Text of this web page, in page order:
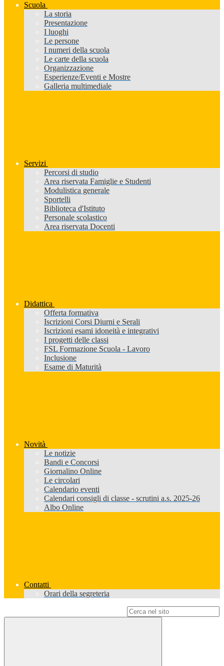
Scuola
La storia
Presentazione
I luoghi
Le persone
I numeri della scuola
Le carte della scuola
Organizzazione
Esperienze/Eventi e Mostre
Galleria multimediale
Servizi
Percorsi di studio
Area riservata Famiglie e Studenti
Modulistica generale
Sportelli
Biblioteca d'Istituto
Personale scolastico
Area riservata Docenti
Didattica
Offerta formativa
Iscrizioni Corsi Diurni e Serali
Iscrizioni esami idoneità e integrativi
I progetti delle classi
FSL Formazione Scuola - Lavoro
Inclusione
Esame di Maturità
Novità
Le notizie
Bandi e Concorsi
Giornalino Online
Le circolari
Calendario eventi
Calendari consigli di classe - scrutini a.s. 2025-26
Albo Online
Contatti
Orari della segreteria